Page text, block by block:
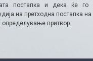
постапка и дека ќе го
на претходна постапка
определување притвор.​